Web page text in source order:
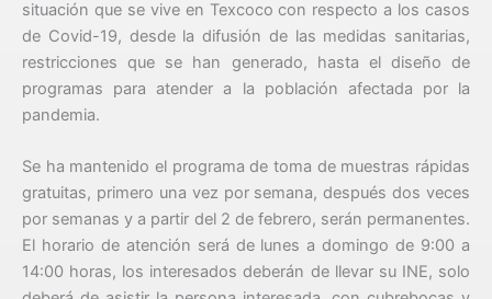
situación que se vive en Texcoco con respecto a los casos
de Covid-19, desde la difusión de las medidas sanitarias,
restricciones que se han generado, hasta el diseño de
programas para atender a la población afectada por la
pandemia.
Se ha mantenido el programa de toma de muestras rápidas
gratuitas, primero una vez por semana, después dos veces
por semanas y a partir del 2 de febrero, serán permanentes.
El horario de atención será de lunes a domingo de 9:00 a
14:00 horas, los interesados deberán de llevar su INE, solo